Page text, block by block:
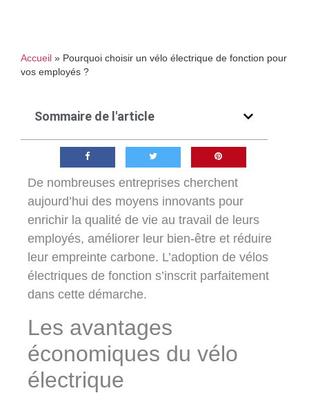
Accueil » Pourquoi choisir un vélo électrique de fonction pour
vos employés ?
Sommaire de l'article
De nombreuses entreprises cherchent
aujourd’hui des moyens innovants pour
enrichir la qualité de vie au travail de leurs
employés, améliorer leur bien-être et réduire
leur empreinte carbone. L’adoption de vélos
électriques de fonction s’inscrit parfaitement
dans cette démarche.
Les avantages
économiques du vélo
électrique